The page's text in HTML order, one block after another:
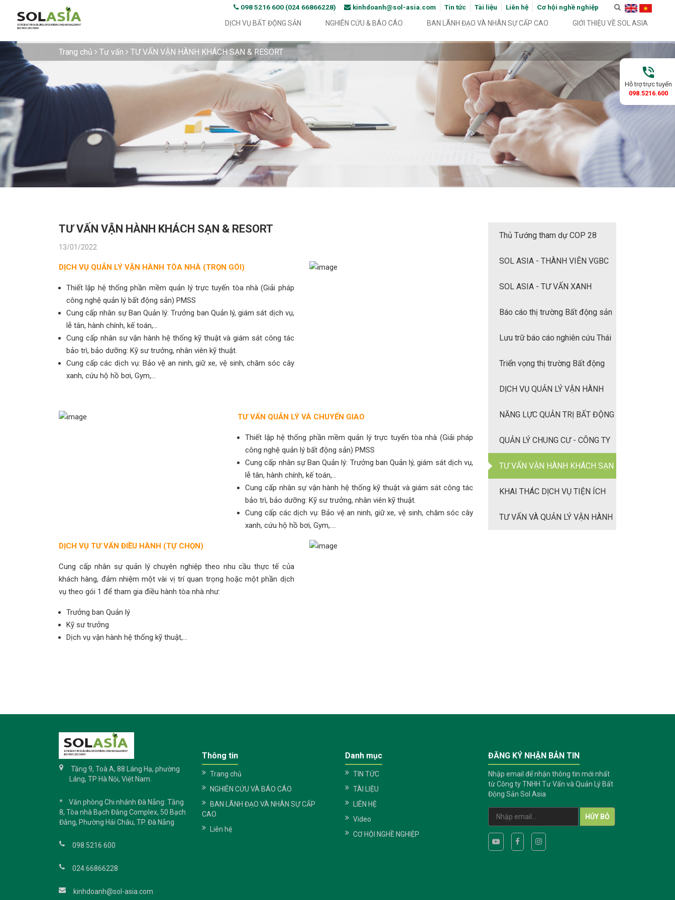
098 5216 600 (024 66866228) kinhdoanh@sol-asia.com Tin tức Tài liệu Liên hệ
Cơ hội nghề nghiệp
DỊCH VỤ BẤT ĐỘNG SẢN
NGHIÊN CỨU & BÁO CÁO BAN LÃNH ĐẠO VÀ NHÂN SỰ CẤP CAO GIỚI THIỆU VỀ SOL ASIA
phone_in_talk
Hỗ trợ trực tuyến
098.5216.600
Trang chủ Tư vấn TƯ VẤN VẬN HÀNH KHÁCH SẠN & RESORT
TƯ VẤN VẬN HÀNH KHÁCH SẠN & RESORT
13/01/2022
DỊCH VỤ QUẢN LÝ VẬN HÀNH TÒA NHÀ (TRỌN GÓI)
Thiết lập hệ thống phần mềm quản lý trực tuyến tòa nhà (Giải pháp
công nghệ quản lý bất động sản) PMSS
Cung cấp nhân sự Ban Quản lý: Trưởng ban Quản lý, giám sát dịch vụ,
lễ tân, hành chính, kế toán,…
Cung cấp nhân sự vận hành hệ thống kỹ thuật và giám sát công tác
bảo trì, bảo dưỡng: Kỹ sư trưởng, nhân viên kỹ thuật.
Cung cấp các dịch vụ: Bảo vệ an ninh, giữ xe, vệ sinh, chăm sóc cây
xanh, cứu hộ hồ bơi, Gym,…
TƯ VẤN QUẢN LÝ VÀ CHUYỂN GIAO
Thiết lập hệ thống phần mềm quản lý trực tuyến tòa nhà (Giải pháp
công nghệ quản lý bất động sản) PMSS
Cung cấp nhân sự Ban Quản lý: Trưởng ban Quản lý, giám sát dịch vụ,
lễ tân, hành chính, kế toán,…
Cung cấp nhân sự vận hành hệ thống kỹ thuật và giám sát công tác
bảo trì, bảo dưỡng: Kỹ sư trưởng, nhân viên kỹ thuật.
Cung cấp các dịch vụ: Bảo vệ an ninh, giữ xe, vệ sinh, chăm sóc cây
xanh, cứu hộ hồ bơi, Gym,....
DỊCH VỤ TƯ VẤN ĐIỀU HÀNH (TỰ CHỌN)
Cung cấp nhân sự quản lý chuyên nghiệp theo nhu cầu thực tế của
khách hàng, đảm nhiệm một vài vị trí quan trọng hoặc một phần dịch
vụ theo gói 1 để tham gia điều hành tòa nhà như:
Trưởng ban Quản lý
Kỹ sư trưởng
Dịch vụ vận hành hệ thống kỹ thuật,…
Thủ Tướng tham dự COP 28
SOL ASIA - THÀNH VIÊN VGBC
SOL ASIA - TƯ VẤN XANH
Báo cáo thị trường Bất động sản
quý 2/2022
Lưu trữ báo cáo nghiên cứu Thái
Bình Dương
Triển vọng thị trường Bất động
sản Châu Á Thái Bình Dương 2022
DỊCH VỤ QUẢN LÝ VẬN HÀNH
TÒA NHÀ
NĂNG LỰC QUẢN TRỊ BẤT ĐỘNG
SẢN CỦA SOL-ASIA
QUẢN LÝ CHUNG CƯ - CÔNG TY
TNHH TƯ VẤN VÀ QUẢN LÝ BẤT
ĐỘNG SẢN SOL-ASIA
TƯ VẤN VẬN HÀNH KHÁCH SẠN
& RESORT
KHAI THÁC DỊCH VỤ TIỆN ÍCH
TƯ VẤN VÀ QUẢN LÝ VẬN HÀNH
Tầng 9, Toà A, 88 Láng Hạ, phường
Láng, TP Hà Nội, Việt Nam.
* Văn phòng Chi nhánh Đà Nẵng: Tầng
8, Tòa nhà Bạch Đằng Complex, 50 Bạch
Đằng, Phường Hải Châu, TP. Đà Nẵng
098 5216 600
024.66866228
kinhdoanh@sol-asia.com
Thông tin
Trang chủ
NGHIÊN CỨU VÀ BÁO CÁO
BAN LÃNH ĐẠO VÀ NHÂN SỰ CẤP
CAO
Liên hệ
Danh mục
TIN TỨC
TÀI LIỆU
LIÊN HỆ
Video
CƠ HỘI NGHỀ NGHIỆP
ĐĂNG KÝ NHẬN BẢN TIN
Nhập email để nhận thông tin mới nhất
từ Công ty TNHH Tư Vấn và Quản Lý Bất
Động Sản Sol Asia
HỦY BỎ